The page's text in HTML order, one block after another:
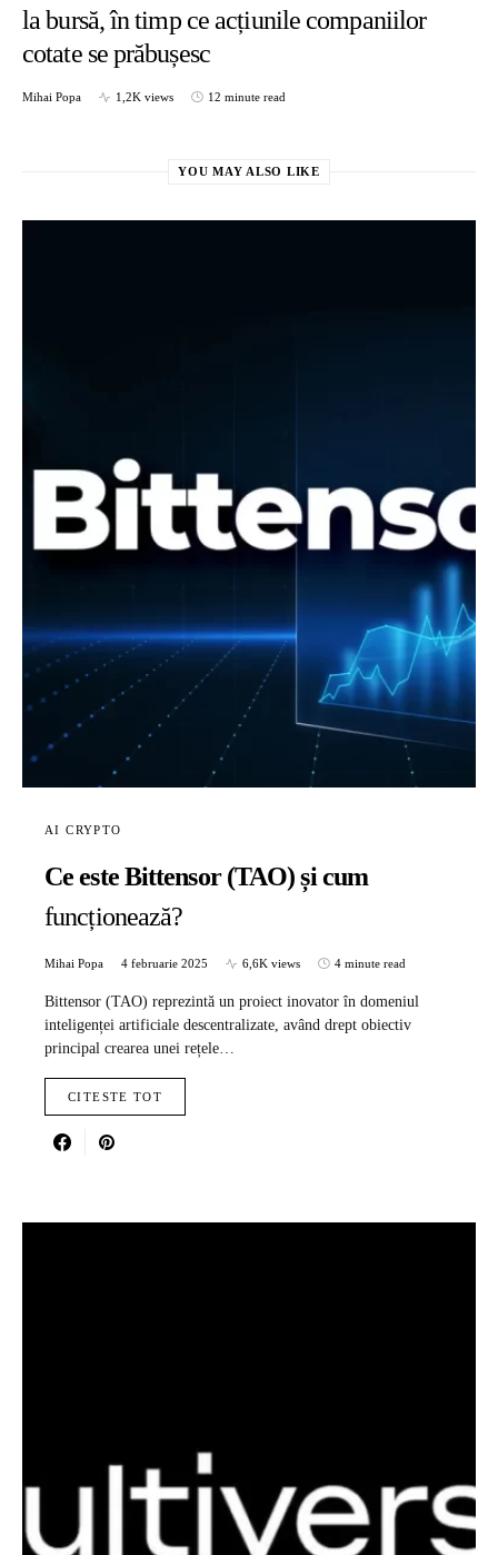
la bursă, în timp ce acțiunile companiilor
cotate se prăbușesc
Mihai Popa 1,2K views 12 minute read
YOU MAY ALSO LIKE
AI CRYPTO
Ce este Bittensor (TAO) și cum
funcționează?
Mihai Popa 4 februarie 2025 6,6K views 4 minute read
Bittensor (TAO) reprezintă un proiect inovator în domeniul
inteligenței artificiale descentralizate, având drept obiectiv
principal crearea unei rețele…
CITESTE TOT